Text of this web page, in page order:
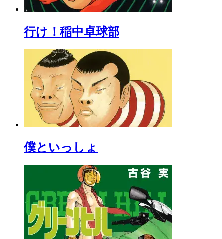
行け！稲中卓球部
僕といっしょ